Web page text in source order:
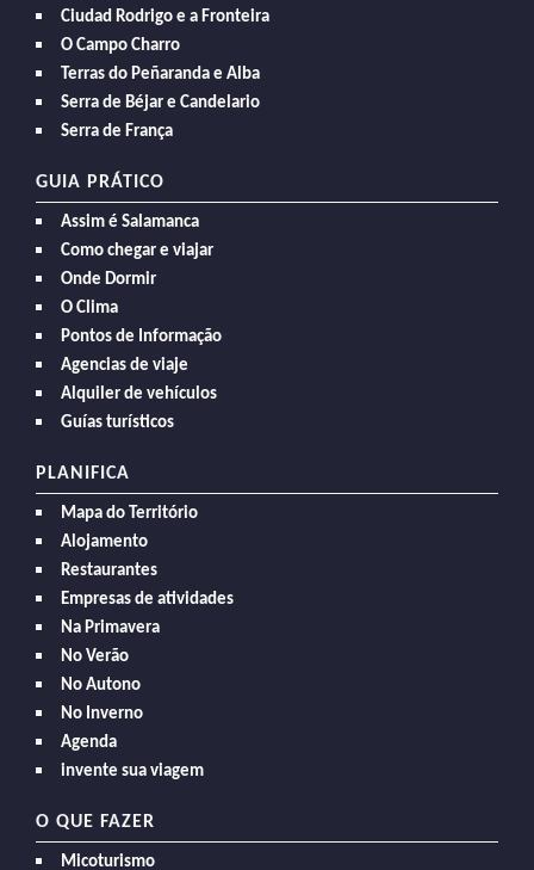
Ciudad Rodrigo e a Fronteira
O Campo Charro
Terras do Peñaranda e Alba
Serra de Béjar e Candelario
Serra de França
GUIA PRÁTICO
Assim é Salamanca
Como chegar e viajar
Onde Dormir
O Clima
Pontos de Informação
Agencias de viaje
Alquiler de vehículos
Guías turísticos
PLANIFICA
Mapa do Território
Alojamento
Restaurantes
Empresas de atividades
Na Primavera
No Verão
No Autono
No Inverno
Agenda
invente sua viagem
O QUE FAZER
Micoturismo